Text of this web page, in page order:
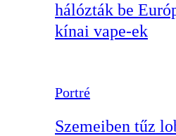
hálózták be
kínai vape-ek
Portré
Szemeiben tűz